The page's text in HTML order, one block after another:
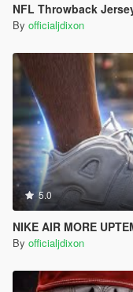
NFL Throwback
By officialjdixon
5.0
NIKE AIR MORE
By officialjdixon